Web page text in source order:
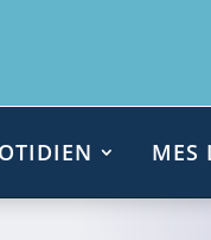
MES